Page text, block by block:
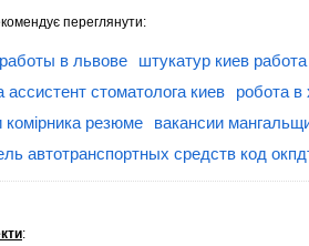
переглянути:
в львове
штукатур киев
ассистент стоматолога киев
робота в
комірника резюме
вакансии
автотранспортных средств код
: